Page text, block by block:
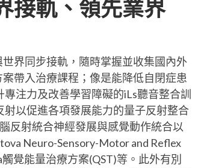
接軌、領先業界
界同步接軌，隨時掌握並收集國內外
帶入治療課程；像是能降低自閉症患
專注力及改善學習障礙的iLs聽音整合訓
以促進各項發展能力的量子反射整合
反射統合神經發展與感覺動作統合以
Neuro-Sensory-Motor and Reflex
覺能量治療方案(QST)等。此外有別